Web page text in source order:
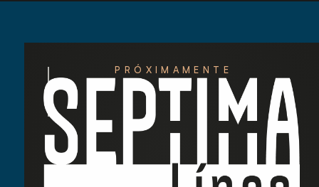
PRÓXIMAMENTE
Redescubre las tardes del Retiro: nuestra
nueva carta de cócteles ha llegado